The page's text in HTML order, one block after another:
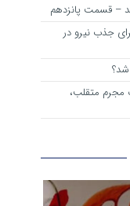
– قسمت پانزدهم
جذب نیرو در
مجرم متقلب،